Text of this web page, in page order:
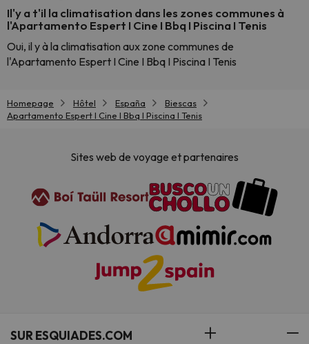
Il'y a t'il la climatisation dans les zones communes à
l'Apartamento Espert I Cine I Bbq I Piscina I Tenis
Oui, il y à la climatisation aux zone communes de
l'Apartamento Espert I Cine I Bbq I Piscina I Tenis
Homepage Hôtel España
Biescas
Apartamento Espert I Cine I Bbq I Piscina I Tenis
Sites web de voyage et partenaires
SUR ESQUIADES.COM